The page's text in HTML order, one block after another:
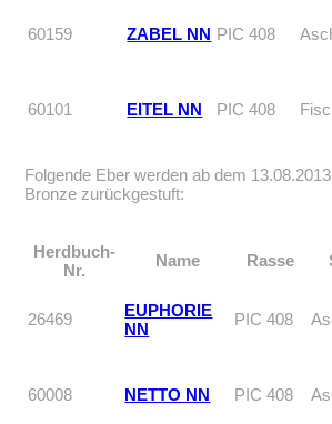
60159 ZABEL NN PIC 408
60101 EITEL NN PIC 408
Folgende Eber werden ab dem
Bronze zurückgestuft:
Herdbuch-
Nr.
Name Rasse
26469
EUPHORIE
NN
PIC 408
60008 NETTO NN PIC 408